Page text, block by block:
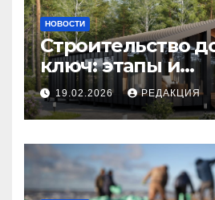
НОВОСТИ
Строительство
ключ: этапы и
планирование
19.02.2026 РЕДАКЦИЯ